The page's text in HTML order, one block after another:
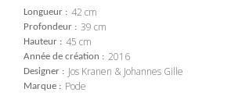
Longueur 42 cm
Profondeur 39 cm
Hauteur 45 cm
Année de création 2016
Designer Jos Kranen & Johannes Gille
Marque Pode